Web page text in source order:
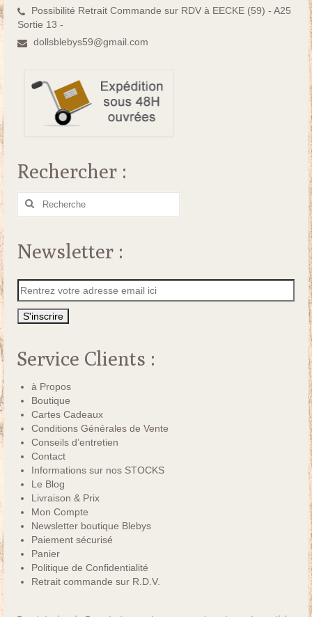
Possibilité Retrait Commande sur RDV à EECKE (59) - A25
Sortie 13 -
dollsblebys59@gmail.com
Rechercher :
Rechercher
Newsletter :
Service Clients :
à Propos
Boutique
Cartes Cadeaux
Conditions Générales de Vente
Conseils d’entretien
Contact
Informations sur nos STOCKS
Le Blog
Livraison & Prix
Mon Compte
Newsletter boutique Blebys
Paiement sécurisé
Panier
Politique de Confidentialité
Retrait commande sur R.D.V.